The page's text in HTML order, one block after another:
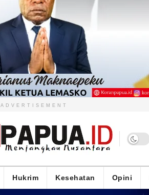
ADVERTISEMENT
Hukrim Kesehatan Opini